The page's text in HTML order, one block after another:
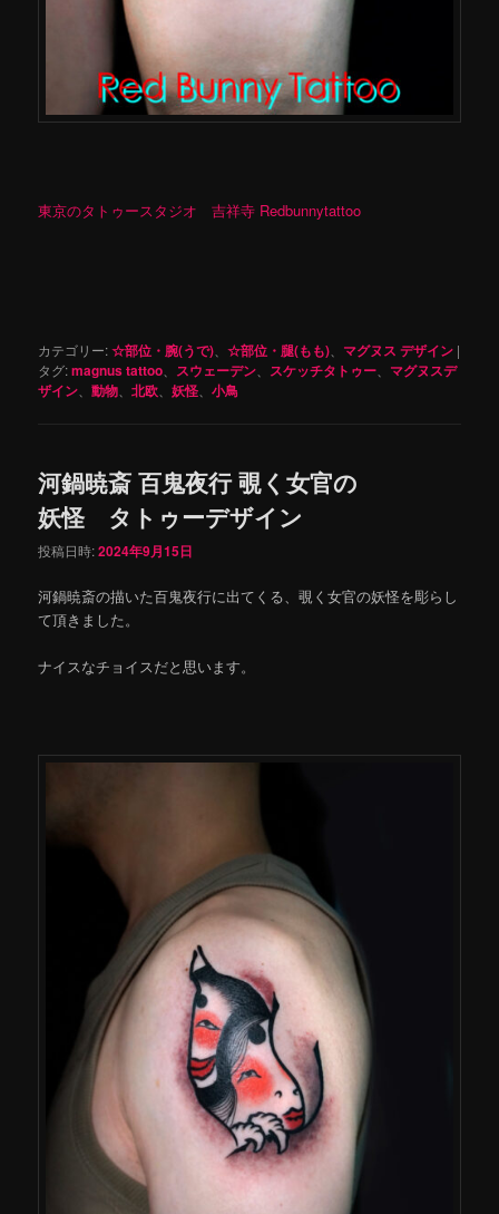
東京のタトゥースタジオ 吉祥寺 Redbunnytattoo
カテゴリー:☆部位・腕(うで) 、☆部位・腿(もも) マグヌス デザイン |
タグ:magnus tattoo スウェーデン スケッチタトゥー
マグヌスデ
ザイン 、動物 、北欧 、妖怪 、小鳥
河鍋暁斎 百鬼夜行 覗く女官の
妖怪 タトゥーデザイン
投稿日時:2024年9月15日
河鍋暁斎の描いた百鬼夜行に出てくる、覗く女官の妖怪を彫らし
て頂きました。
ナイスなチョイスだと思います。